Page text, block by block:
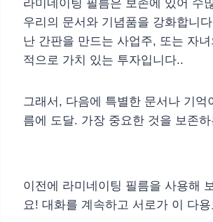
라미네이팅 필름은 보존에 있어 수
우리의 문서와 기념품을 강화합니
난 간판을 만드는 사업주, 또는 자
적으로 가치 있는 투자입니다..
그래서, 다음에 특별한 문서나 기
름에 도달. 가장 중요한 것을 보존
이전에 라미네이팅 필름을 사용해
요! 대화를 계속하고 서로가 이 다